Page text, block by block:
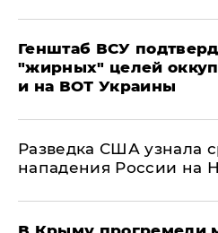
Генштаб ВСУ
"жирных" целей
и на ВОТ Украины
Разведка США узнала
нападения России на